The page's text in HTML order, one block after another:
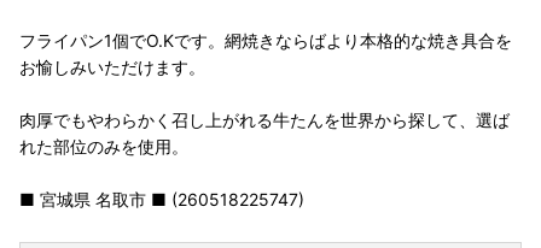
フライパン1個でO.Kです。網焼きならばより本格的な焼き具合を
お愉しみいただけます。
肉厚でもやわらかく召し上がれる牛たんを世界から探して、選ば
れた部位のみを使用。
■ 宮城県 名取市 ■ (260518225747)